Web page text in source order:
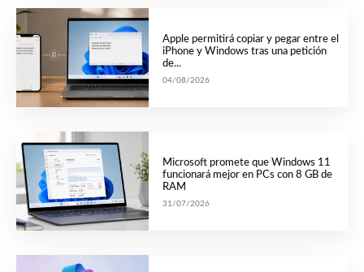
Apple permitirá copiar y pegar entre el
iPhone y Windows tras una petición
de...
04/08/2026
Microsoft promete que Windows 11
funcionará mejor en PCs con 8 GB de
RAM
31/07/2026